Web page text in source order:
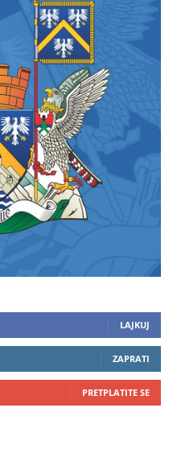
LAJKUJ
ZAPRATI
PRETPLATITE SE